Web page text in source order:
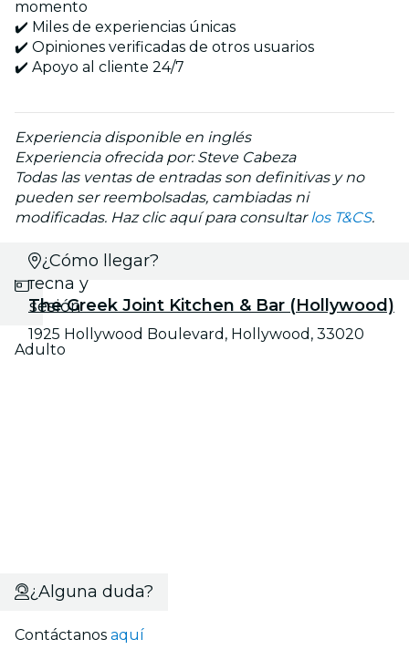
momento
✔️ Miles de experiencias únicas
✔️ Opiniones verificadas de otros usuarios
✔️ Apoyo al cliente 24/7
Experiencia disponible en inglés
Experiencia ofrecida por: Steve Cabeza
Todas las ventas de entradas son definitivas y no
pueden ser reembolsadas, cambiadas ni
modificadas. Haz clic aquí para consultar los T&CS.
Selecciona
fecha y
sesión
Adulto
¿Cómo llegar?
The Greek Joint Kitchen & Bar (Hollywood)
1925 Hollywood Boulevard, Hollywood, 33020
¿Alguna duda?
Contáctanos aquí